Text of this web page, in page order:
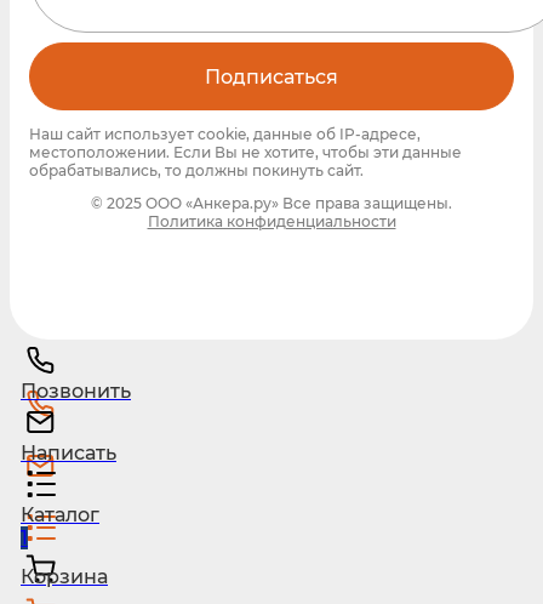
Подписаться
Наш сайт использует cookie, данные об IP-адресе,
местоположении. Если Вы не хотите, чтобы эти данные
обрабатывались, то должны покинуть сайт.
© 2025 ООО «Анкера.ру» Все права защищены.
Политика конфиденциальности
Позвонить
Написать
Каталог
1
Корзина